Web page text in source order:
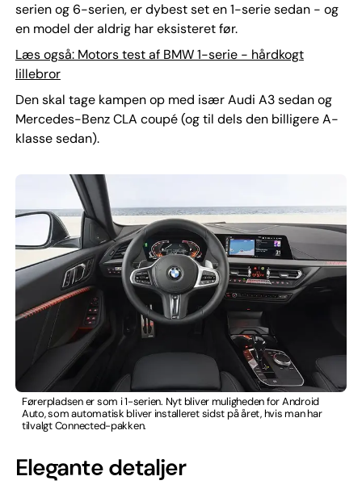
serien og 6-serien, er dybest set en 1-serie sedan - og
en model der aldrig har eksisteret før.
Læs også: Motors test af BMW 1-serie - hårdkogt
lillebror
Den skal tage kampen op med især Audi A3 sedan og
Mercedes-Benz CLA coupé (og til dels den billigere A-
klasse sedan).
Førerpladsen er som i 1-serien. Nyt bliver muligheden for Android
Auto, som automatisk bliver installeret sidst på året, hvis man har
tilvalgt Connected-pakken.
Elegante detaljer